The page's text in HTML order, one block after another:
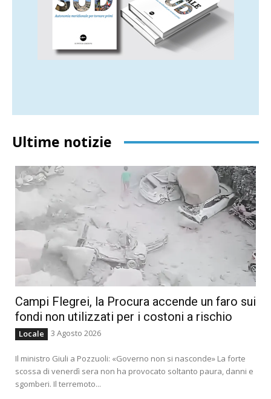
Ultime notizie
Campi Flegrei, la Procura accende un faro sui
fondi non utilizzati per i costoni a rischio
Locale 3 Agosto 2026
Il ministro Giuli a Pozzuoli: «Governo non si nasconde» La forte
scossa di venerdì sera non ha provocato soltanto paura, danni e
sgomberi. Il terremoto...